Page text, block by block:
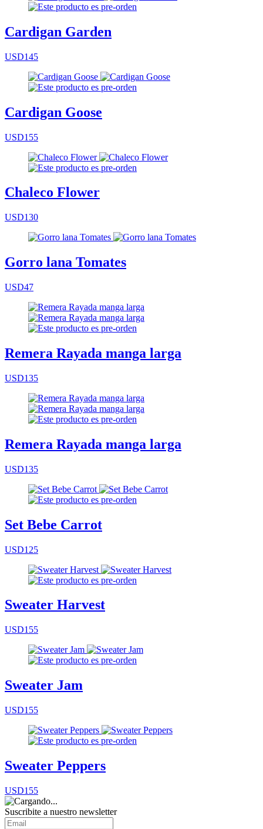
Cardigan Garden
USD145
Cardigan Goose
USD155
Chaleco Flower
USD130
Gorro lana Tomates
USD47
Remera Rayada manga larga
USD135
Remera Rayada manga larga
USD135
Set Bebe Carrot
USD125
Sweater Harvest
USD155
Sweater Jam
USD155
Sweater Peppers
USD155
Suscribite a nuestro newsletter